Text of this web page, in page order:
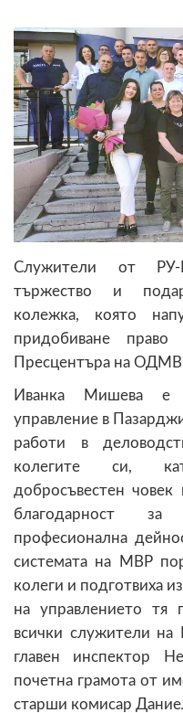
Служители от РУ-
тържество и
колежка, която
придобиване
Пресцентъра на
Иванка Мишева е
управление в
работи в
колегите си,
добросъвестен
благодарност за
професионална
системата на МВР
колеги и подготвиха
на управлението тя
всички служители на
главен инспектор
почетна грамота от
старши комисар